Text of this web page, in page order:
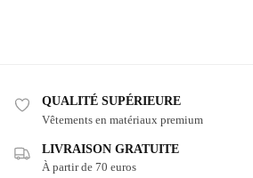
QUALITÉ SUPÉRIEURE
Vêtements en matériaux premium
LIVRAISON GRATUITE
À partir de 70 euros